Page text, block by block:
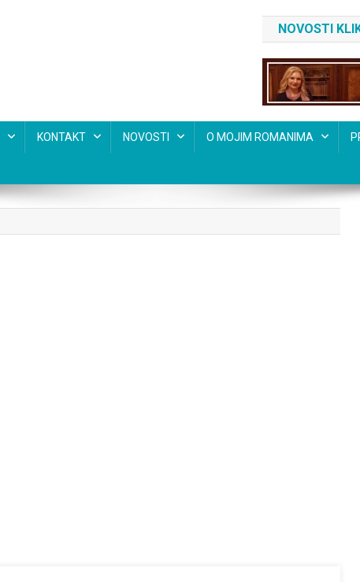
NOVOSTI
KONTAKT NOVOSTI O MOJIM ROMANIMA